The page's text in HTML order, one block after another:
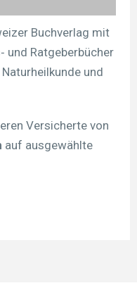
Buchverlag mit
und Ratgeberbücher
und
Versicherte von
auf ausgewählte